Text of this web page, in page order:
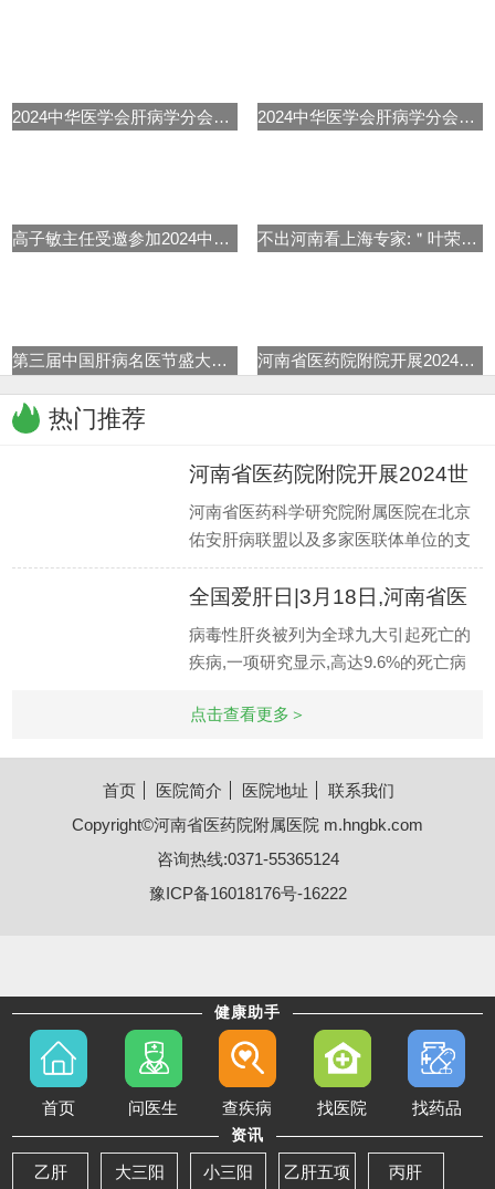
2024中华医学会肝病学分会学术年 2024中华医学会肝病学分会学术年
高子敏主任受邀参加2024中华医学 不出河南看上海专家:＂叶荣森肝
第三届中国肝病名医节盛大启动 河南省医药院附院开展2024世界肝
热门推荐
河南省医药院附院开展2024世
界肝
河南省医药科学研究院附属医院在北京
佑安肝病联盟以及多家医联体单位的支
持下,在乙肝临床治愈专病门诊稳定推进
的同时
全国爱肝日|3月18日,河南省医
药院
病毒性肝炎被列为全球九大引起死亡的
疾病,一项研究显示,高达9.6%的死亡病
肝炎引起
点击查看更多＞
首页 医院简介 医院地址
联系我们
Copyright©河南省医药院附属医院 m.hngbk.com
咨询热线:0371-55365124
豫ICP备16018176号-16222
健康助手
首页 问医生 查疾病 找医院 找药品
资讯
乙肝 大三阳 小三阳 乙肝五项 丙肝